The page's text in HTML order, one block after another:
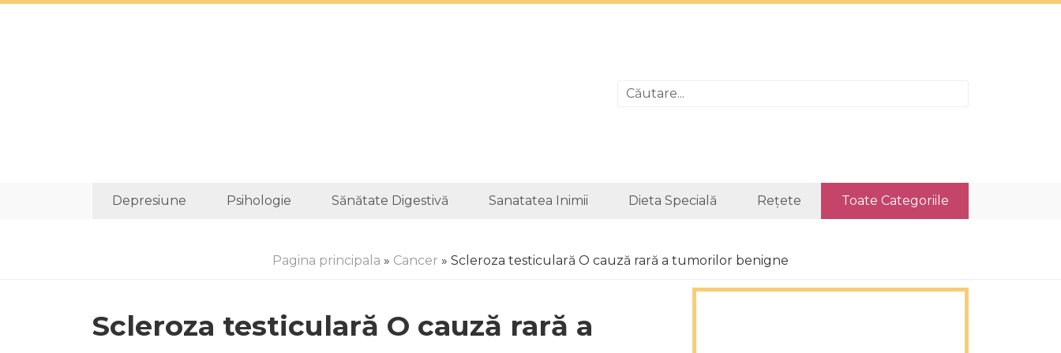
Depresiune Psihologie Sănătate Digestivă Sanatatea Inimii Dieta Specială Rețete Toate Categoriile
Pagina principala » Cancer » Scleroza testiculară O cauză rară a tumorilor benigne
Scleroza testiculară O cauză rară a